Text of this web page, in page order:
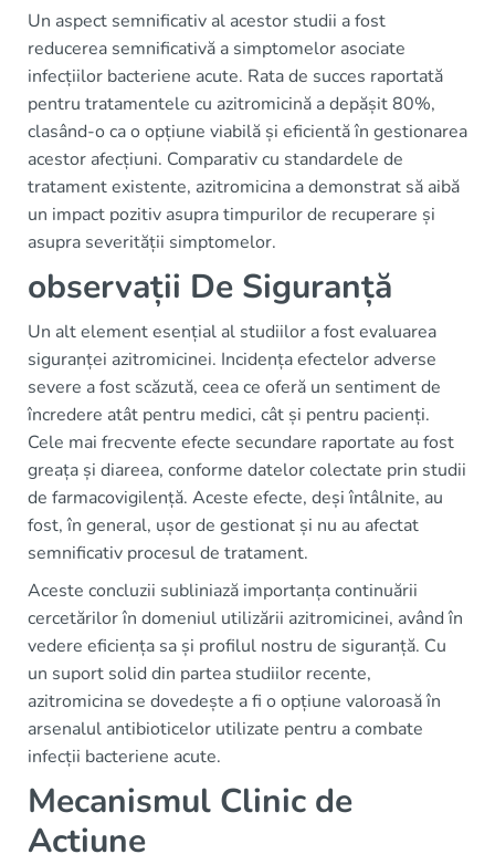
Un aspect semnificativ al acestor studii a fost
reducerea semnificativă a simptomelor asociate
infecțiilor bacteriene acute. Rata de succes raportată
pentru tratamentele cu azitromicină a depășit 80%,
clasând-o ca o opțiune viabilă și eficientă în gestionarea
acestor afecțiuni. Comparativ cu standardele de
tratament existente, azitromicina a demonstrat să aibă
un impact pozitiv asupra timpurilor de recuperare și
asupra severității simptomelor.
observații De Siguranță
Un alt element esențial al studiilor a fost evaluarea
siguranței azitromicinei. Incidența efectelor adverse
severe a fost scăzută, ceea ce oferă un sentiment de
încredere atât pentru medici, cât și pentru pacienți.
Cele mai frecvente efecte secundare raportate au fost
greața și diareea, conforme datelor colectate prin studii
de farmacovigilență. Aceste efecte, deși întâlnite, au
fost, în general, ușor de gestionat și nu au afectat
semnificativ procesul de tratament.
Aceste concluzii subliniază importanța continuării
cercetărilor în domeniul utilizării azitromicinei, având în
vedere eficiența sa și profilul nostru de siguranță. Cu
un suport solid din partea studiilor recente,
azitromicina se dovedește a fi o opțiune valoroasă în
arsenalul antibioticelor utilizate pentru a combate
infecții bacteriene acute.
Mecanismul Clinic de
Acțiune